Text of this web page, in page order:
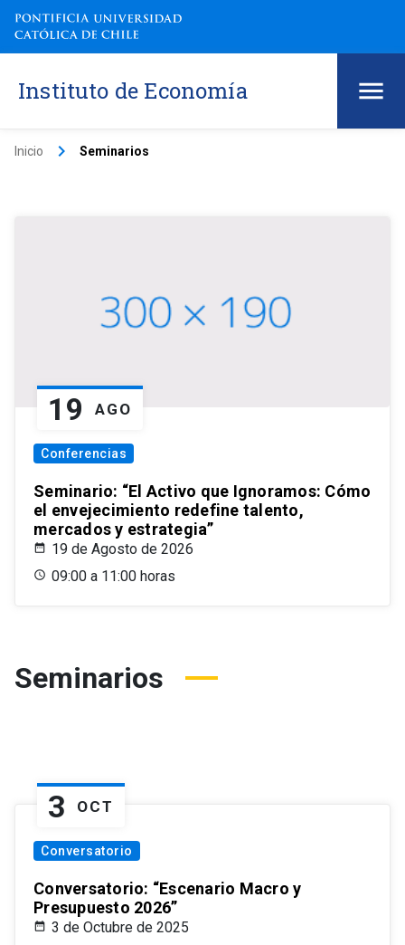
Instituto de Economía
Inicio keyboard_arrow_right Seminarios
19 AGO
Conferencias
Seminario: “El Activo que Ignoramos: Cómo
el envejecimiento redefine talento,
mercados y estrategia”
19 de Agosto de 2026
09:00 a 11:00 horas
Seminarios
3 OCT
Conversatorio
Conversatorio: “Escenario Macro y
Presupuesto 2026”
3 de Octubre de 2025